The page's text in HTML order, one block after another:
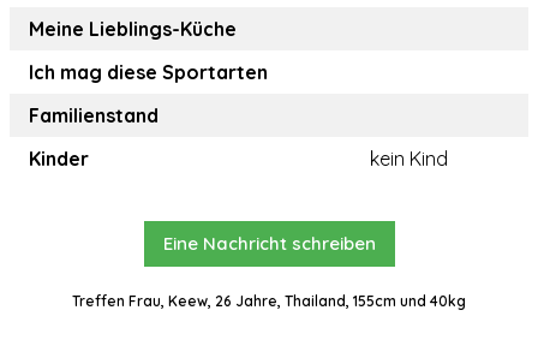
Meine Lieblings-Küche
Ich mag diese Sportarten
Familienstand
Kinder
kein Kind
Eine Nachricht schreiben
Treffen Frau, Keew, 26 Jahre, Thailand, 155cm und 40kg